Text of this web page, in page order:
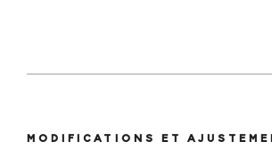
MODIFICATIONS ET